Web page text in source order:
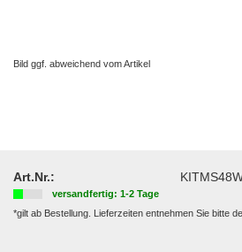
Bild ggf. abweichend vom Artikel
Art.Nr.:
versandfertig: 1-2 Tage
*gilt ab Bestellung. Lieferzeiten entnehmen Sie bitte